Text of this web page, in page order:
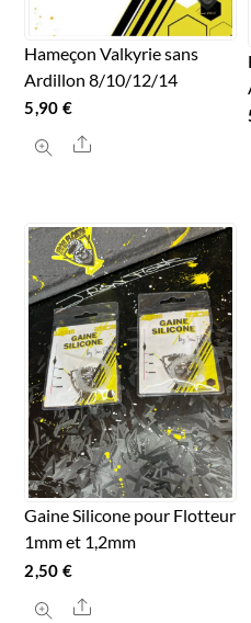
Hameçon Valkyrie sans
Ardillon 8/10/12/14
5,90 €
Ce
plusieurs
variations.
Les
options
peuvent
être
choisies
sur
la
page
du
Share
Gaine Silicone pour Flotteur
1mm et 1,2mm
2,50 €
Ce
Share